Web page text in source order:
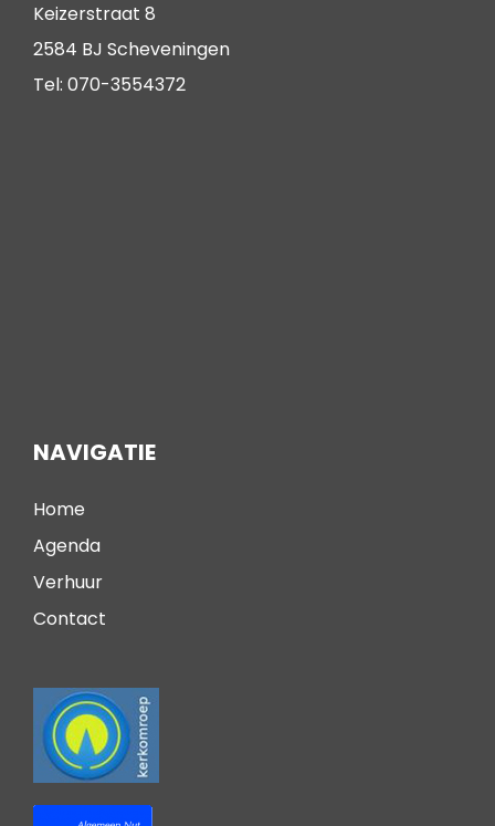
Keizerstraat 8
2584 BJ Scheveningen
Tel: 070-3554372
NAVIGATIE
Home
Agenda
Verhuur
Contact